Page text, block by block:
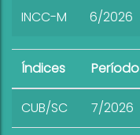
INCC-M 6/2026
Índices Período
CUB/SC 7/2026